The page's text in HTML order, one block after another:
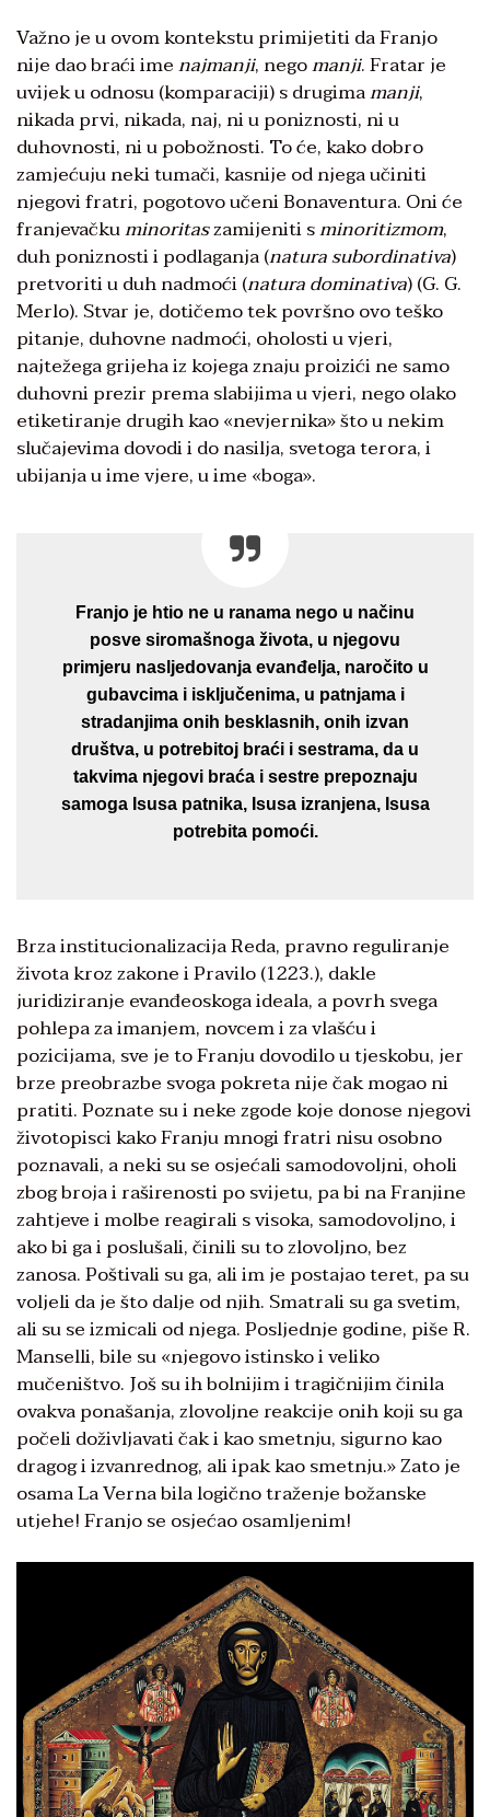
Važno je u ovom kontekstu primijetiti da Franjo
nije dao braći imenajmanji, negomanji. Fratar je
uvijek u odnosu (komparaciji) s drugimamanji,
nikada prvi, nikada, naj, ni u poniznosti, ni u
duhovnosti, ni u pobožnosti. To će, kako dobro
zamjećuju neki tumači, kasnije od njega učiniti
njegovi fratri, pogotovo učeni Bonaventura. Oni će
franjevačkuminoritaszamijeniti sminoritizmom,
duh poniznosti i podlaganja (natura subordinativa)
pretvoriti u duh nadmoći (natura dominativa) (G. G.
Merlo). Stvar je, dotičemo tek površno ovo teško
pitanje, duhovne nadmoći, oholosti u vjeri,
najtežega grijeha iz kojega znaju proizići ne samo
duhovni prezir prema slabijima u vjeri, nego olako
etiketiranje drugih kao «nevjernika» što u nekim
slučajevima dovodi i do nasilja, svetoga terora, i
ubijanja u ime vjere, u ime «boga».
Franjo je htio ne u ranama nego u načinu
posve siromašnoga života, u njegovu
primjeru nasljedovanja evanđelja, naročito u
gubavcima i isključenima, u patnjama i
stradanjima onih besklasnih, onih izvan
društva, u potrebitoj braći i sestrama, da u
takvima njegovi braća i sestre prepoznaju
samoga Isusa patnika, Isusa izranjena, Isusa
potrebita pomoći.
Brza institucionalizacija Reda, pravno reguliranje
života kroz zakone i Pravilo (1223.), dakle
juridiziranje evanđeoskoga ideala, a povrh svega
pohlepa za imanjem, novcem i za vlašću i
pozicijama, sve je to Franju dovodilo u tjeskobu, jer
brze preobrazbe svoga pokreta nije čak mogao ni
pratiti. Poznate su i neke zgode koje donose njegovi
životopisci kako Franju mnogi fratri nisu osobno
poznavali, a neki su se osjećali samodovoljni, oholi
zbog broja i raširenosti po svijetu, pa bi na Franjine
zahtjeve i molbe reagirali s visoka, samodovoljno, i
ako bi ga i poslušali, činili su to zlovoljno, bez
zanosa. Poštivali su ga, ali im je postajao teret, pa su
voljeli da je što dalje od njih. Smatrali su ga svetim,
ali su se izmicali od njega. Posljednje godine, piše R.
Manselli, bile su «njegovo istinsko i veliko
mučeništvo. Još su ih bolnijim i tragičnijim činila
ovakva ponašanja, zlovoljne reakcije onih koji su ga
počeli doživljavati čak i kao smetnju, sigurno kao
dragog i izvanrednog, ali ipak kao smetnju.» Zato je
osama La Verna bila logično traženje božanske
utjehe! Franjo se osjećao osamljenim!